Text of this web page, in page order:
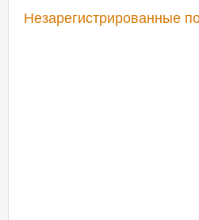
Незарегистрированные